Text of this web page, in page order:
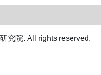
究院. All rights reserved.